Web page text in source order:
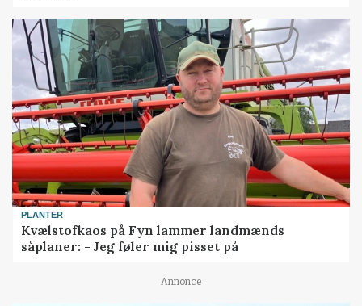
PLANTER
Kvælstofkaos på Fyn lammer landmænds
såplaner: - Jeg føler mig pisset på
Annonce